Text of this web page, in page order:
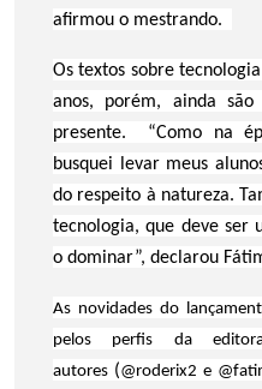
afirmou o mestrando.
Os textos sobre
anos, porém, ainda
presente. “Como na
busquei levar meus
do respeito à natureza.
tecnologia, que deve ser
o dominar”, declarou
As novidades do
pelos perfis da
autores (@roderix2 e